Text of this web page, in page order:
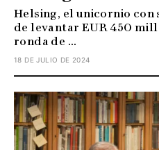
Helsing, el unicornio con
de levantar EUR 450
ronda de ...
18 DE JULIO DE 2024